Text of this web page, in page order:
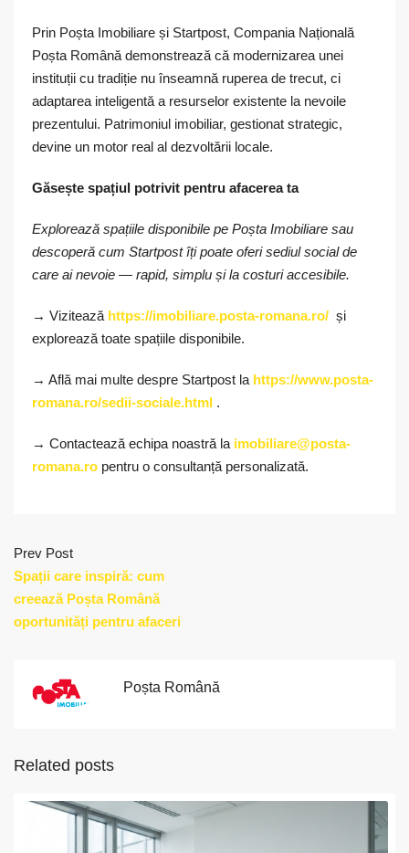
Prin Poșta Imobiliare și Startpost, Compania Națională
Poșta Română demonstrează că modernizarea unei
instituții cu tradiție nu înseamnă ruperea de trecut, ci
adaptarea inteligentă a resurselor existente la nevoile
prezentului. Patrimoniul imobiliar, gestionat strategic,
devine un motor real al dezvoltării locale.
Găsește spațiul potrivit pentru afacerea ta
Explorează spațiile disponibile pe Poșta Imobiliare sau
descoperă cum Startpost îți poate oferi sediul social de
care ai nevoie — rapid, simplu și la costuri accesibile.
→ Vizitează https://imobiliare.posta-romana.ro/ și
explorează toate spațiile disponibile.
→ Află mai multe despre Startpost la https://www.posta-
romana.ro/sedii-sociale.html .
→ Contactează echipa noastră la imobiliare@posta-
romana.ro pentru o consultanță personalizată.
Prev Post
Spații care inspiră: cum
creează Poșta Română
oportunități pentru afaceri
Poșta Română
Related posts